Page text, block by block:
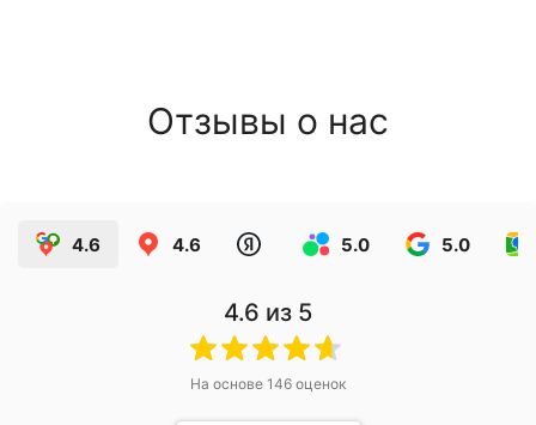
Отзывы о нас
4.6 4.6 5.0 5.0
4.6 из 5
На основе 146 оценок